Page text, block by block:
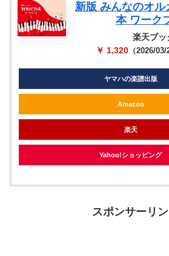
新版 みんなのオ
本 ワーク
楽天ブッ
￥ 1,320 （2026/
ヤマハの楽譜出版
Amazon
楽天
Yahoo!ショッピング
スポンサーリ